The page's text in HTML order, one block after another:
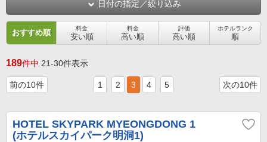
日付の指定／絞り込み
おすすめ順 料金
安い順
料金
高い順
評価
高い順
ホテルランク
順
189件中 21-30件表示
前の10件 1 2 3 4 5 次の10件
HOTEL SKYPARK MYEONGDONG 1
(ホテルスカイパーク明洞1)